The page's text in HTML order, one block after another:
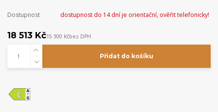
Dostupnost dostupnost do 14 dní je orientační, ověřit telefonicky!
18 513 Kč15 300 Kčbez DPH
Přidat do košíku